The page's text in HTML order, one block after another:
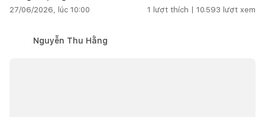
27/06/2026, lúc 10:00 1 lượt thích | 10.593 lượt xem
Nguyễn Thu Hằng